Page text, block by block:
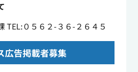
TEL:０５６２-３６-２６４５
広告掲載者募集